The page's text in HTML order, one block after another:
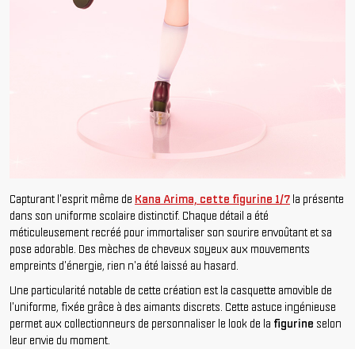
Capturant l'esprit même de Kana Arima, cette figurine 1/7 la présente
dans son uniforme scolaire distinctif. Chaque détail a été
méticuleusement recréé pour immortaliser son sourire envoûtant et sa
pose adorable. Des mèches de cheveux soyeux aux mouvements
empreints d'énergie, rien n'a été laissé au hasard.
Une particularité notable de cette création est la casquette amovible de
l'uniforme, fixée grâce à des aimants discrets. Cette astuce ingénieuse
permet aux collectionneurs de personnaliser le look de la figurine selon
leur envie du moment.